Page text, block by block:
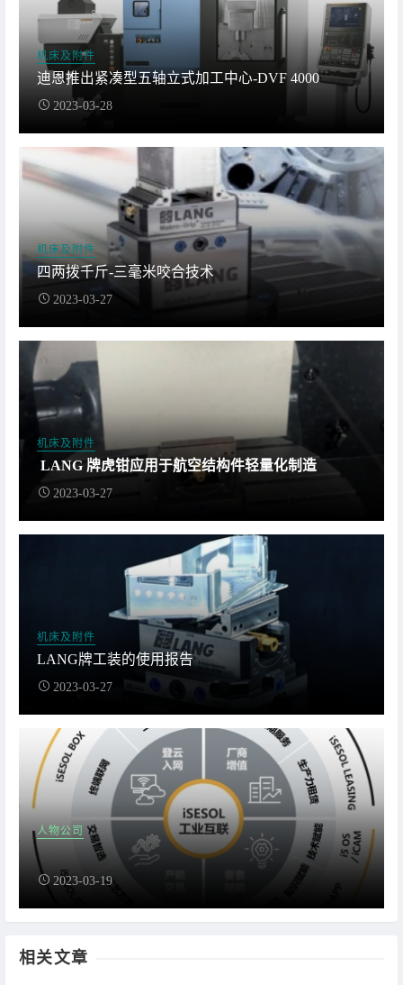
机床及附件
迪恩推出紧凑型五轴立式加工中心-DVF 4000
2023-03-28
机床及附件
四两拨千斤-三毫米咬合技术
2023-03-27
机床及附件
LANG 牌虎钳应用于航空结构件轻量化制造
2023-03-27
机床及附件
LANG牌工装的使用报告
2023-03-27
人物公司
2023-03-19
相关文章